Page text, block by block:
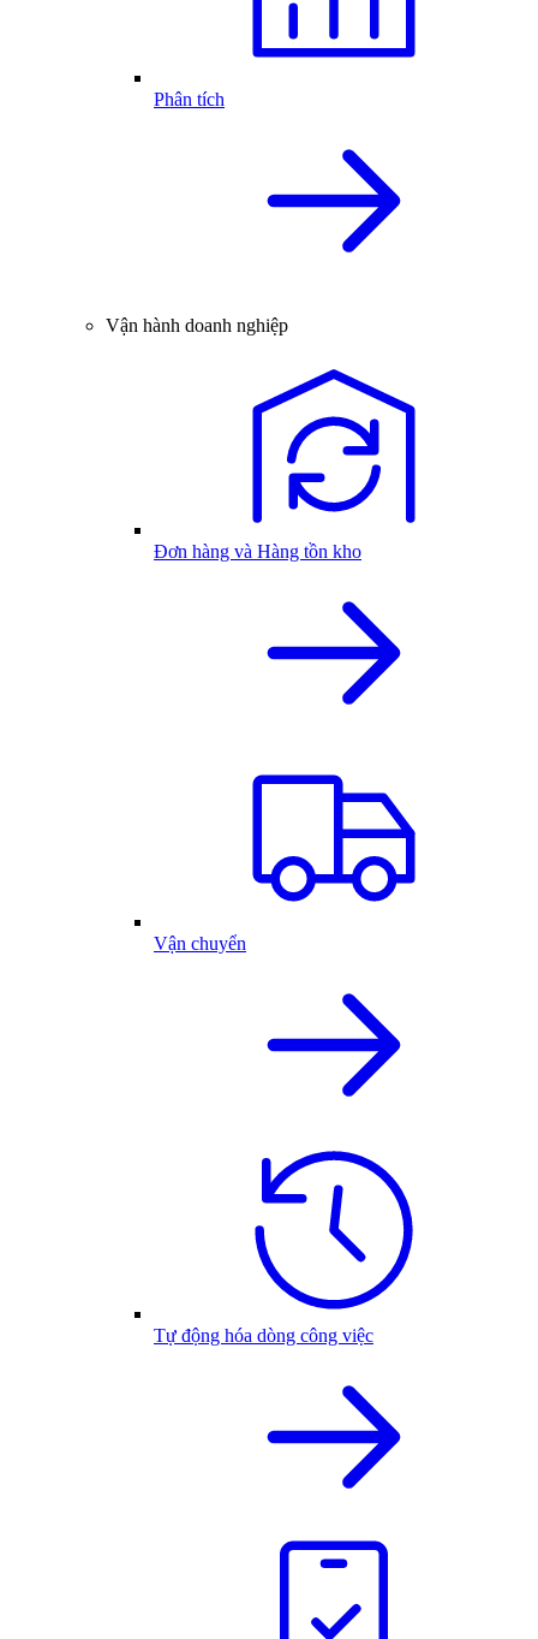
Phân tích
Vận hành doanh nghiệp
Đơn hàng và Hàng tồn kho
Vận chuyển
Tự động hóa dòng công việc